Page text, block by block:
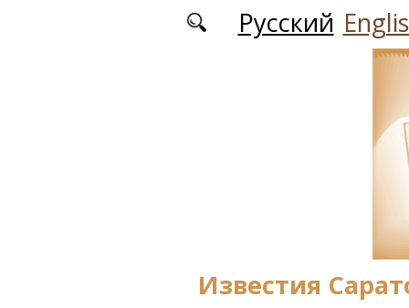
Перейти к основному содержаниюРусский
Известия